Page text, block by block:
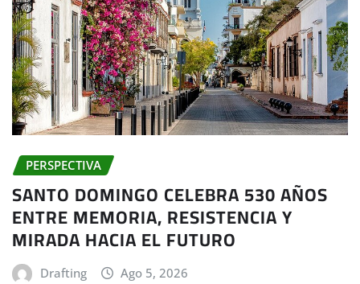
PERSPECTIVA
SANTO DOMINGO CELEBRA 530 AÑOS
ENTRE MEMORIA, RESISTENCIA Y
MIRADA HACIA EL FUTURO
Drafting Ago 5, 2026